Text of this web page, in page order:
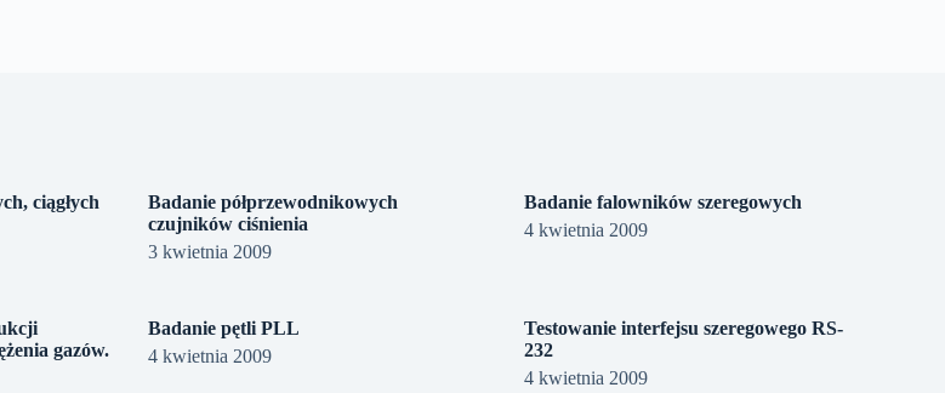
ciągłych
Badanie półprzewodnikowych
czujników ciśnienia
3 kwietnia 2009
Badanie falowników szeregowych
4 kwietnia 2009
gazów.
Badanie pętli PLL
4 kwietnia 2009
Testowanie interfejsu szeregowego RS-
232
4 kwietnia 2009